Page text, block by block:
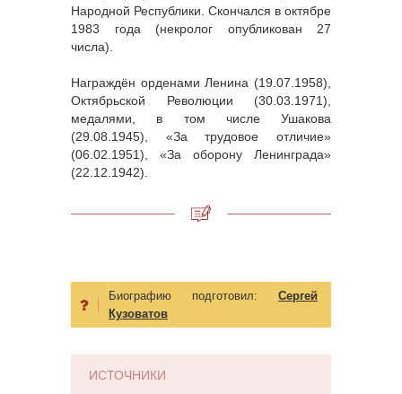
Народной Республики. Скончался в октябре
1983 года (некролог опубликован 27
числа).
Награждён орденами Ленина (19.07.1958),
Октябрьской Революции (30.03.1971),
медалями, в том числе Ушакова
(29.08.1945), «За трудовое отличие»
(06.02.1951), «За оборону Ленинграда»
(22.12.1942).
Биографию подготовил: Сергей
Кузоватов
ИСТОЧНИКИ